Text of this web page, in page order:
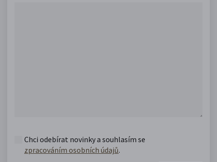
Chci odebírat novinky a souhlasím se
zpracováním osobních údajů.